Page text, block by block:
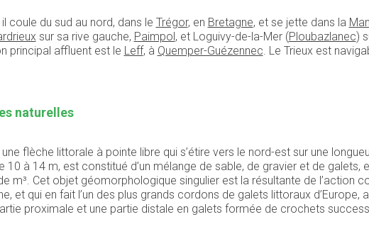
coule du sud au nord, dans le Trégor, en Bretagne, et se jette dans la
sur sa rive gauche, Paimpol, et Loguivy-de-la-Mer (Ploubazlanec)
principal affluent est le Leff, à Quemper-Guézennec . Le Trieux est
naturelles
flèche littorale à pointe libre qui s’étire vers le nord-est sur une
10 à 14 m, est constitué d’un mélange de sable, de gravier et de
m³. Cet objet géomorphologique singulier est la résultante de l’action
et qui en fait l’un des plus grands cordons de galets littoraux
proximale et une partie distale en galets formée de crochets